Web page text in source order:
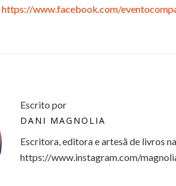
https://www.facebook.com/
Escrito por
DANI MAGNOLIA
Escritora, editora e artesã de livros
https://www.instagram.com/